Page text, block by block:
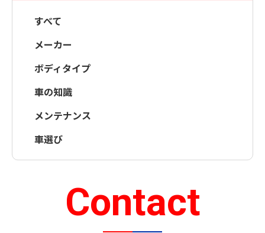
すべて
メーカー
ボディタイプ
車の知識
メンテナンス
車選び
Contact